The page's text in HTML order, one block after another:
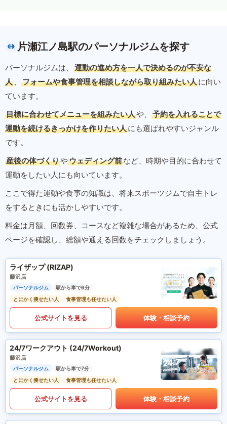
片瀬江ノ島駅のパーソナルジムを探す
パーソナルジムは、
運動の進め方を一人で決めるのが不安な
人 、 フォームや食事管理を相談しながら取り組みたい人に向い
ています。
目標に合わせてメニューを組みたい人や、
予約を入れることで
運動を続けるきっかけを作りたい人にも選ばれやすいジャンル
です。
産後の体づくりやウェディング前など、時期や目的に合わせて
運動をしたい人にも向いています。
ここで得た運動や食事の知識は、将来スポーツジムで自主トレ
をするときにも活かしやすいです。
料金は月額、回数券、コースなど複雑な場合があるため、公式
ページを確認し、総額や通える回数をチェックしましょう。
ライザップ (RIZAP)
藤沢店
パーソナルジム
駅から車で6分
とにかく痩せたい人
食事管理も任せたい人
公式サイトを見る 体験・相談予約
24/7ワークアウト (24/7Workout)
藤沢店
パーソナルジム
駅から車で7分
とにかく痩せたい人
食事管理も任せたい人
公式サイトを見る 体験・相談予約